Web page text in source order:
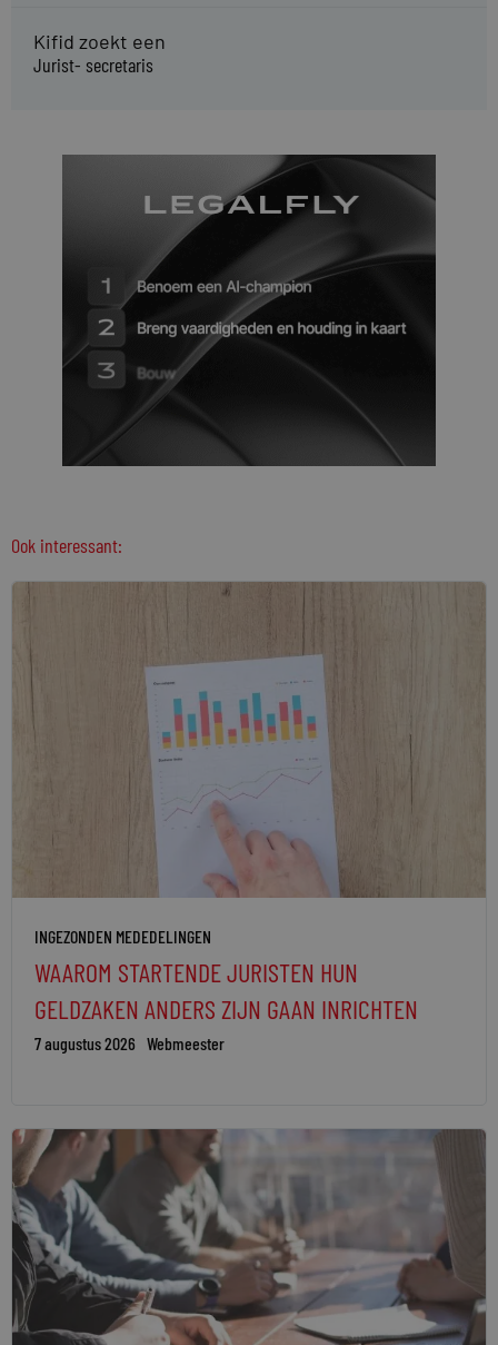
Kifid zoekt een
Jurist- secretaris
Ook interessant:
INGEZONDEN MEDEDELINGEN
WAAROM STARTENDE JURISTEN HUN
GELDZAKEN ANDERS ZIJN GAAN INRICHTEN
7 augustus 2026 Webmeester